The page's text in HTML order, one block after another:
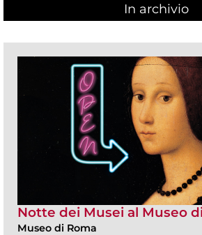
In archivio
Notte dei Musei al Museo
Museo di Roma